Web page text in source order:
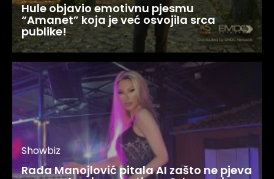
Hule objavio emotivnu pjesmu
“Amanet” koja je već osvojila srca
publike!
Showbiz
Rada Manojlović pitala AI zašto ne pjeva